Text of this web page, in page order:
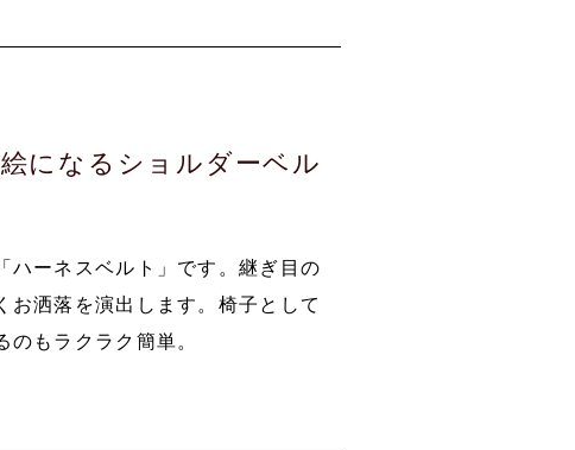
になるショルダーベル
ハーネスベルト」です。継ぎ目の
洒落を演出します。椅子として
もラクラク簡単。